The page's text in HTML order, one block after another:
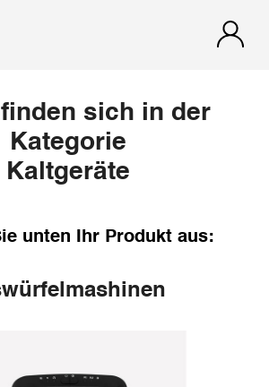
sich in der
Kategorie
Kaltgeräte
unten Ihr Produkt aus: